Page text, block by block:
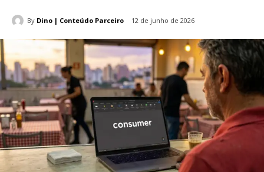
By Dino | Conteúdo Parceiro 12 de junho de 2026